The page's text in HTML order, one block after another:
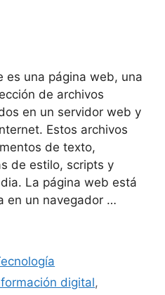
es una página web, una
de archivos
en un servidor web y
Estos archivos
de texto,
de estilo, scripts y
La página web está
en un navegador …
digital,